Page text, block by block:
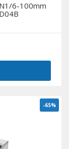
6-100mm
-65%